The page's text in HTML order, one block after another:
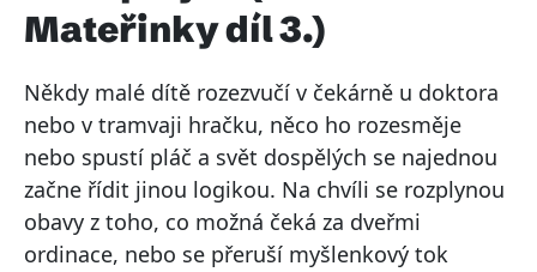
Mateřinky díl 3.)
Někdy malé dítě rozezvučí v čekárně u doktora
nebo v tramvaji hračku, něco ho rozesměje
nebo spustí pláč a svět dospělých se najednou
začne řídit jinou logikou. Na chvíli se rozplynou
obavy z toho, co možná čeká za dveřmi
ordinace, nebo se přeruší myšlenkový tok